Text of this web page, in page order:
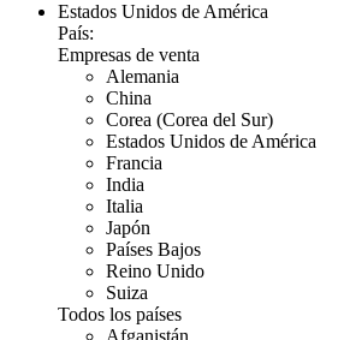
Estados Unidos de América
País:
Empresas de venta
Alemania
China
Corea (Corea del Sur)
Estados Unidos de América
Francia
India
Italia
Japón
Países Bajos
Reino Unido
Suiza
Todos los países
Afganistán